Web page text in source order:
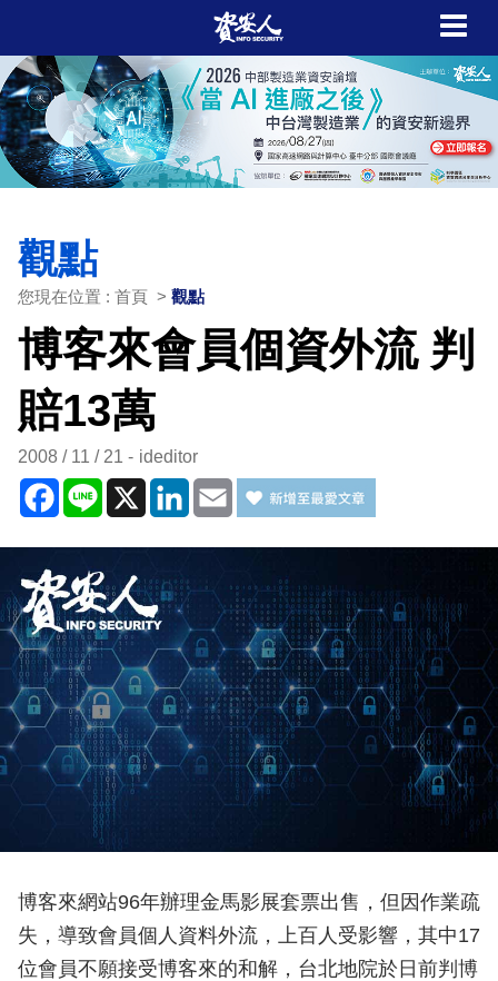
觀點
您現在位置 : 首頁 > 觀點
博客來會員個資外流 判
賠13萬
2008 / 11 / 21 ideditor
Facebook
Line X LinkedIn
Email
博客來網站96年辦理金馬影展套票出售，但因作業疏
失，導致會員個人資料外流，上百人受影響，其中17
位會員不願接受博客來的和解，台北地院於日前判博